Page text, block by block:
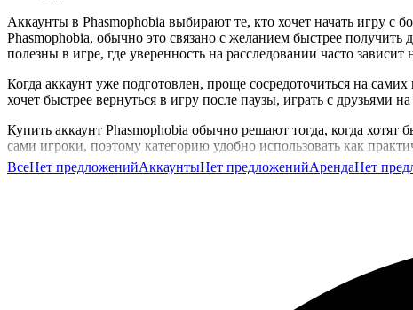
Аккаунты в Phasmophobia выбирают те, кто хочет начать игру с
Phasmophobia, обычно это связано с желанием быстрее
полезны в игре, где уверенность на расследовании часто
Когда аккаунт уже подготовлен, проще сосредоточиться на
хочет быстрее вернуться в игру после паузы, играть с друзьями
Купить аккаунт Phasmophobia обычно решают тогда, когда
сами игроки, поэтому категорию удобно использовать как
ВсеНет предложенийАккаунтыНет предложенийАрендаНет